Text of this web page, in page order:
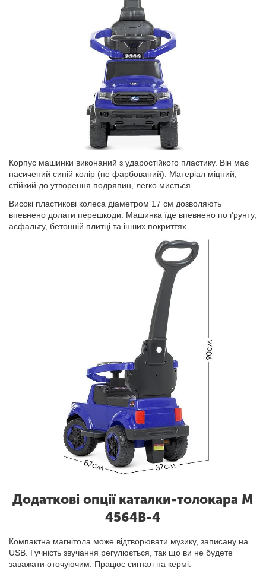
Корпус машинки виконаний з ударостійкого пластику. Він має
насичений синій колір (не фарбований). Матеріал міцний,
стійкий до утворення подряпин, легко миється.
Високі пластикові колеса діаметром 17 см дозволяють
впевнено долати перешкоди. Машинка їде впевнено по ґрунту,
асфальту, бетонній плитці та інших покриттях.
Додаткові опції каталки-толокара M
4564B-4
Компактна магнітола може відтворювати музику, записану на
USB. Гучність звучання регулюється, так що ви не будете
заважати оточуючим. Працює сигнал на кермі.